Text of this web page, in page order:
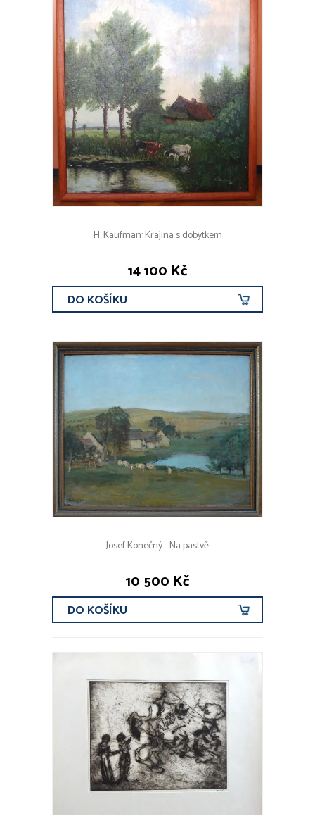
H. Kaufman: Krajina s dobytkem
14 100 Kč
DO KOŠÍKU
Josef Konečný - Na pastvě
10 500 Kč
DO KOŠÍKU